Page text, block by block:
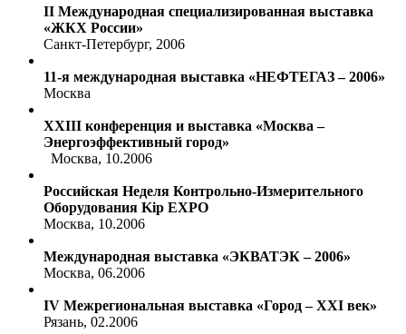
II Международная специализированная выставка
«ЖКХ России»
Санкт-Петербург, 2006
11-я международная выставка «НЕФТЕГАЗ – 2006»
Москва
XXIII конференция и выставка «Москва –
Энергоэффективный город»
Москва, 10.2006
Российская Неделя Контрольно-Измерительного
Оборудования Kip EXPO
Москва, 10.2006
Международная выставка «ЭКВАТЭК – 2006»
Москва, 06.2006
IV Межрегиональная выставка «Город – XXI век»
Рязань, 02.2006